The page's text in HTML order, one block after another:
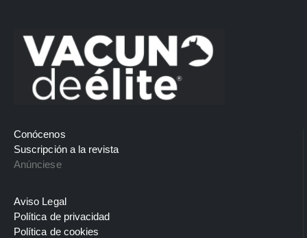
Conócenos
Suscripción a la revista
Anúnciese
Aviso Legal
Política de privacidad
Política de cookies